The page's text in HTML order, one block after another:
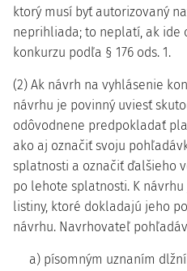
ktorý musí byť autorizovaný
neprihliada; to neplatí, ak ide
konkurzu podľa § 176 ods. 1.
(2) Ak návrh na vyhlásenie
návrhu je povinný uviesť
odôvodnene predpokladať
ako aj označiť svoju
splatnosti a označiť ďalšieho
po lehote splatnosti. K
listiny, ktoré dokladajú jeho
návrhu. Navrhovateľ
a) písomným uznaním